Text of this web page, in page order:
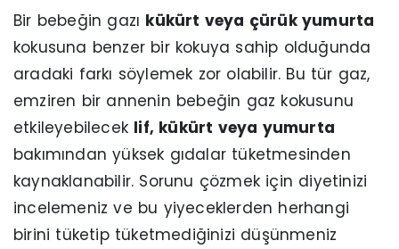
Bir bebeğin gazı kükürt veya çürük yumurta
kokusuna benzer bir kokuya sahip olduğunda
aradaki farkı söylemek zor olabilir. Bu tür gaz,
emziren bir annenin bebeğin gaz kokusunu
etkileyebilecek lif, kükürt veya yumurta
bakımından yüksek gıdalar tüketmesinden
kaynaklanabilir. Sorunu çözmek için diyetinizi
incelemeniz ve bu yiyeceklerden herhangi
birini tüketip tüketmediğinizi düşünmeniz